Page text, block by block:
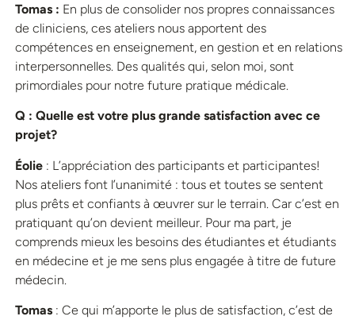
Tomas : En plus de consolider nos propres connaissances
de cliniciens, ces ateliers nous apportent des
compétences en enseignement, en gestion et en relations
interpersonnelles. Des qualités qui, selon moi, sont
primordiales pour notre future pratique médicale.
Q : Quelle est votre plus grande satisfaction avec ce
projet?
Éolie : L’appréciation des participants et participantes!
Nos ateliers font l’unanimité : tous et toutes se sentent
plus prêts et confiants à œuvrer sur le terrain. Car c’est en
pratiquant qu’on devient meilleur. Pour ma part, je
comprends mieux les besoins des étudiantes et étudiants
en médecine et je me sens plus engagée à titre de future
médecin.
Tomas : Ce qui m’apporte le plus de satisfaction, c’est de